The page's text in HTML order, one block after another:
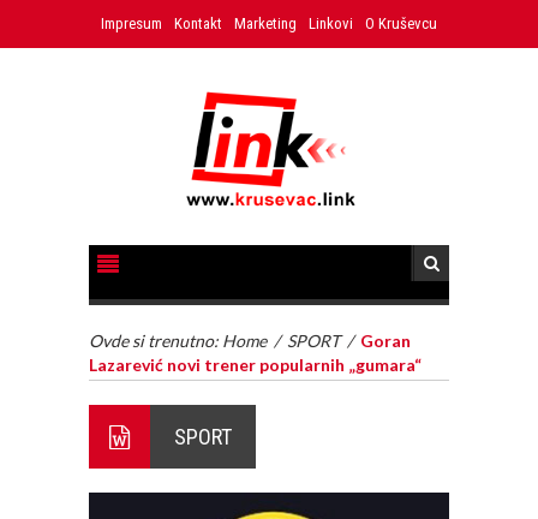
Impresum Kontakt Marketing Linkovi O Kruševcu
Ovde si trenutno: Home / SPORT / Goran
Lazarević novi trener popularnih „gumara“
SPORT